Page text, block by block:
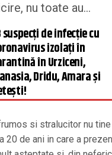
nu toate au...
suspecți de infecție cu
izolați în
în Urziceni,
Dridu, Amara și
si stralucitor nu
20 de ani in care a